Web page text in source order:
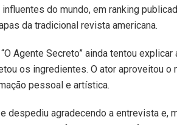
do mundo, em ranking
da tradicional revista americana.
Agente Secreto” ainda tentou
os ingredientes. O ator aproveitou
pessoal e artística.
despediu agradecendo a entrevista e,